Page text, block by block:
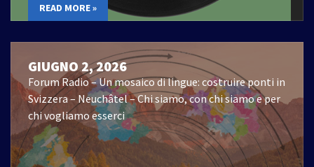
READ MORE »
GIUGNO 2, 2026
Forum Radio – Un mosaico di lingue: costruire ponti in
Svizzera – Neuchâtel – Chi siamo, con chi siamo e per
chi vogliamo esserci